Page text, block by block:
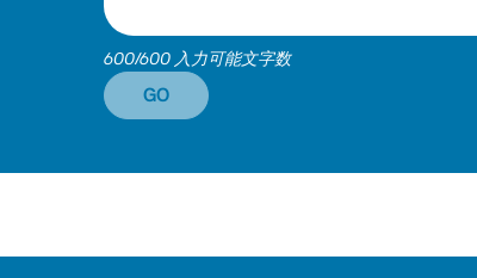
600/600 入力可能文字数
GO